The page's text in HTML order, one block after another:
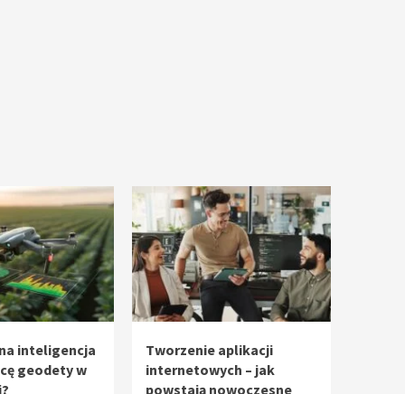
inteligencja
geodety w
Tworzenie aplikacji
internetowych – jak
powstają nowoczesne